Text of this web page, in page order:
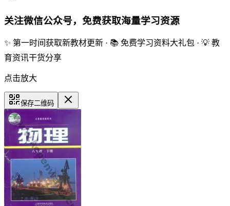
关注微信公众号，免费获取海量学习资源
✨ 第一时间获取新教材更新 · 📚 免费学习资料大礼包 · 💡 教
育资讯干货分享
点击放大
保存二维码